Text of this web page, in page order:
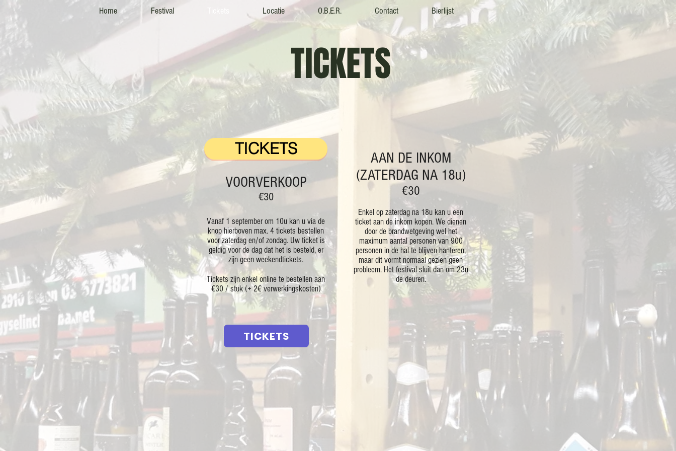
Home Festival Locatie O.B.E.R. Contact Bierlijst
TICKETS
AAN DE INKOM
(ZATERDAG NA 18u)
€30
Enkel op zaterdag na 18u kan u een
ticket aan de inkom kopen. We dienen
door de brandwetgeving wel het
maximum aantal personen van 900
personen in de hal te blijven hanteren,
maar dit vormt normaal gezien geen
probleem. Het festival sluit dan om 23u
de deuren.
TICKETS
VOORVERKOOP
€30
Vanaf 1 septemberom 10u kan u via de
knop hierboven max. 4 tickets bestellen
voor zaterdag en/of zondag. Uw ticket is
geldig voor de dag dat het is besteld, er
zijn geen weekendtickets.
Tickets zijn enkel online te bestellen aan
€30 / stuk (+ 2€ verwerkingskosten)
TICKETS